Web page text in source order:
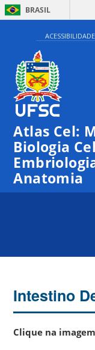
BRASIL
ACESSIBILIDADE
Atlas Cel:
Biologia
Anatomia
Intestino
Clique na